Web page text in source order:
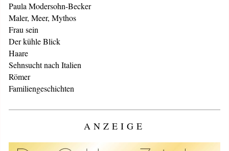
Paula Modersohn-Becker
Maler, Meer, Mythos
Frau sein
Der kühle Blick
Haare
Sehnsucht nach Italien
Römer
Familiengeschichten
ANZEIGE